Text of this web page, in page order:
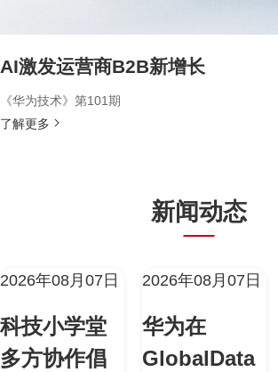
AI激发运营商B2B新增长
《华为技术》第101期
了解更多
新闻动态
2026年08月07日
科技小学堂
多方协作倡
2026年08月07日
华为在
GlobalData